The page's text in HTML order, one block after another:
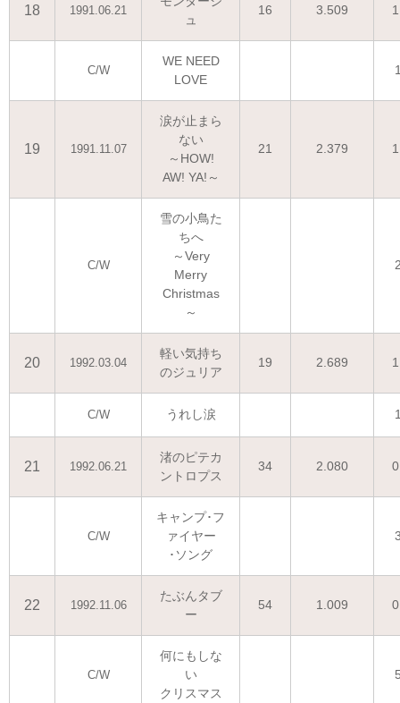
18 1991.06.21
ュ
16 3.509
C/W
WE NEED
LOVE
19 1991.11.07
涙が止まら
ない
～HOW!
AW! YA!～
21 2.379
C/W
雪の小鳥た
ちへ
～Very
Merry
Christmas
～
20 1992.03.04
軽い気持ち
のジュリア
19 2.689
C/W うれし涙
21 1992.06.21
渚のピテカ
ントロプス
34 2.080
C/W
キャンプ･フ
ァイヤー
･ソング
22 1992.11.06
たぶんタブ
ー
54 1.009
C/W
何にもしな
い
クリスマス